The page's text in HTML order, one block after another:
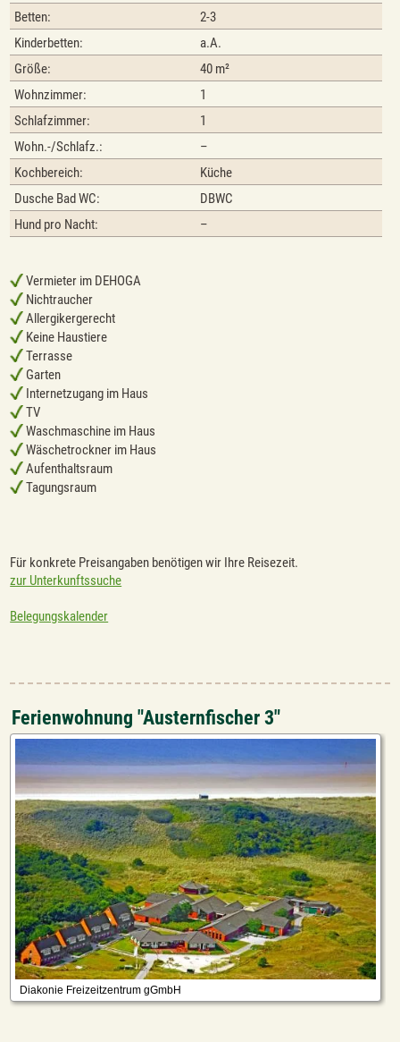
Betten:
2-3
Kinderbetten:
a.A.
Größe:
40 m²
Wohnzimmer:
1
Schlafzimmer:
1
Wohn.-/Schlafz.:
–
Kochbereich:
Küche
Dusche Bad WC:
DBWC
Hund pro Nacht:
–
Vermieter im DEHOGA
Nichtraucher
Allergikergerecht
Keine Haustiere
Terrasse
Garten
Internetzugang im Haus
TV
Waschmaschine im Haus
Wäschetrockner im Haus
Aufenthaltsraum
Tagungsraum
Für konkrete Preisangaben benötigen wir Ihre Reisezeit.
zur Unterkunftssuche
Belegungskalender
Ferienwohnung "Austernfischer 3"